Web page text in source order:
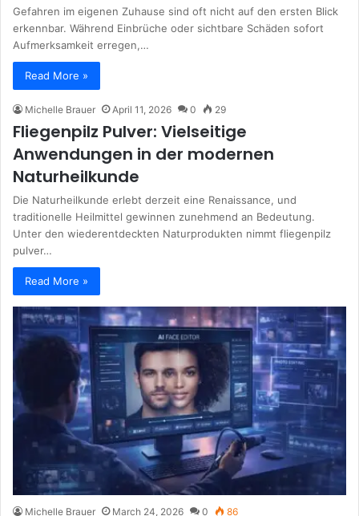
Gefahren im eigenen Zuhause sind oft nicht auf den ersten Blick
erkennbar. Während Einbrüche oder sichtbare Schäden sofort
Aufmerksamkeit erregen,…
Read More »
Michelle Brauer April 11, 2026 0 29
Fliegenpilz Pulver: Vielseitige
Anwendungen in der modernen
Naturheilkunde
Die Naturheilkunde erlebt derzeit eine Renaissance, und
traditionelle Heilmittel gewinnen zunehmend an Bedeutung.
Unter den wiederentdeckten Naturprodukten nimmt fliegenpilz
pulver…
Read More »
Michelle Brauer March 24, 2026 0 86